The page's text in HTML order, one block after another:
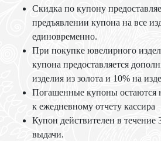
Скидка по купону
предъявлении купона на все
единовременно.
При покупке ювелирного
купона предоставляется
изделия из золота и 10% на
Погашенные купоны остаются
к ежедневному отчету кассира
Купон действителен в течение
выдачи.